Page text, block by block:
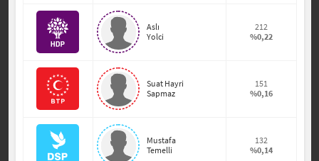
Aslı
Yolci
212
%0,22
Suat Hayri
Sapmaz
151
%0,16
Mustafa
Temelli
132
%0,14